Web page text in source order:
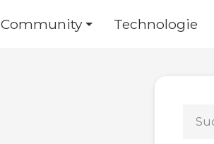
Community Technologie
nach: